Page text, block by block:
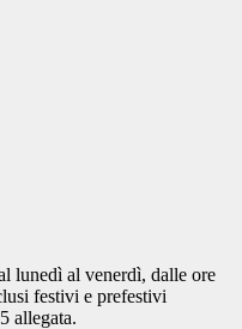
lunedì al venerdì, dalle ore
festivi e prefestivi
allegata.